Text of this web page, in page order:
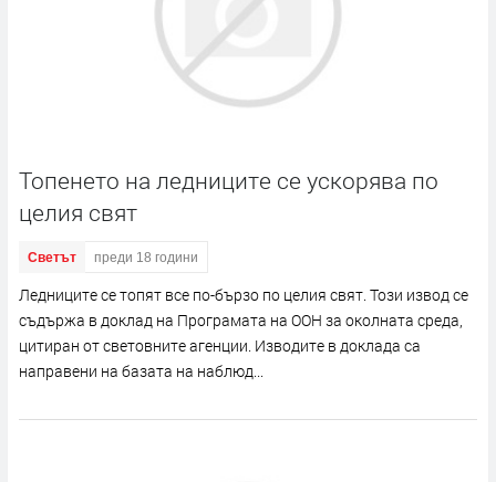
Топенето на ледниците се ускорява по
целия свят
Светът преди 18 години
Ледниците се топят все по-бързо по целия свят. Този извод се
съдържа в доклад на Програмата на ООН за околната среда,
цитиран от световните агенции. Изводите в доклада са
направени на базата на наблюд...